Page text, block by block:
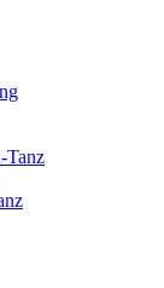
Tanz